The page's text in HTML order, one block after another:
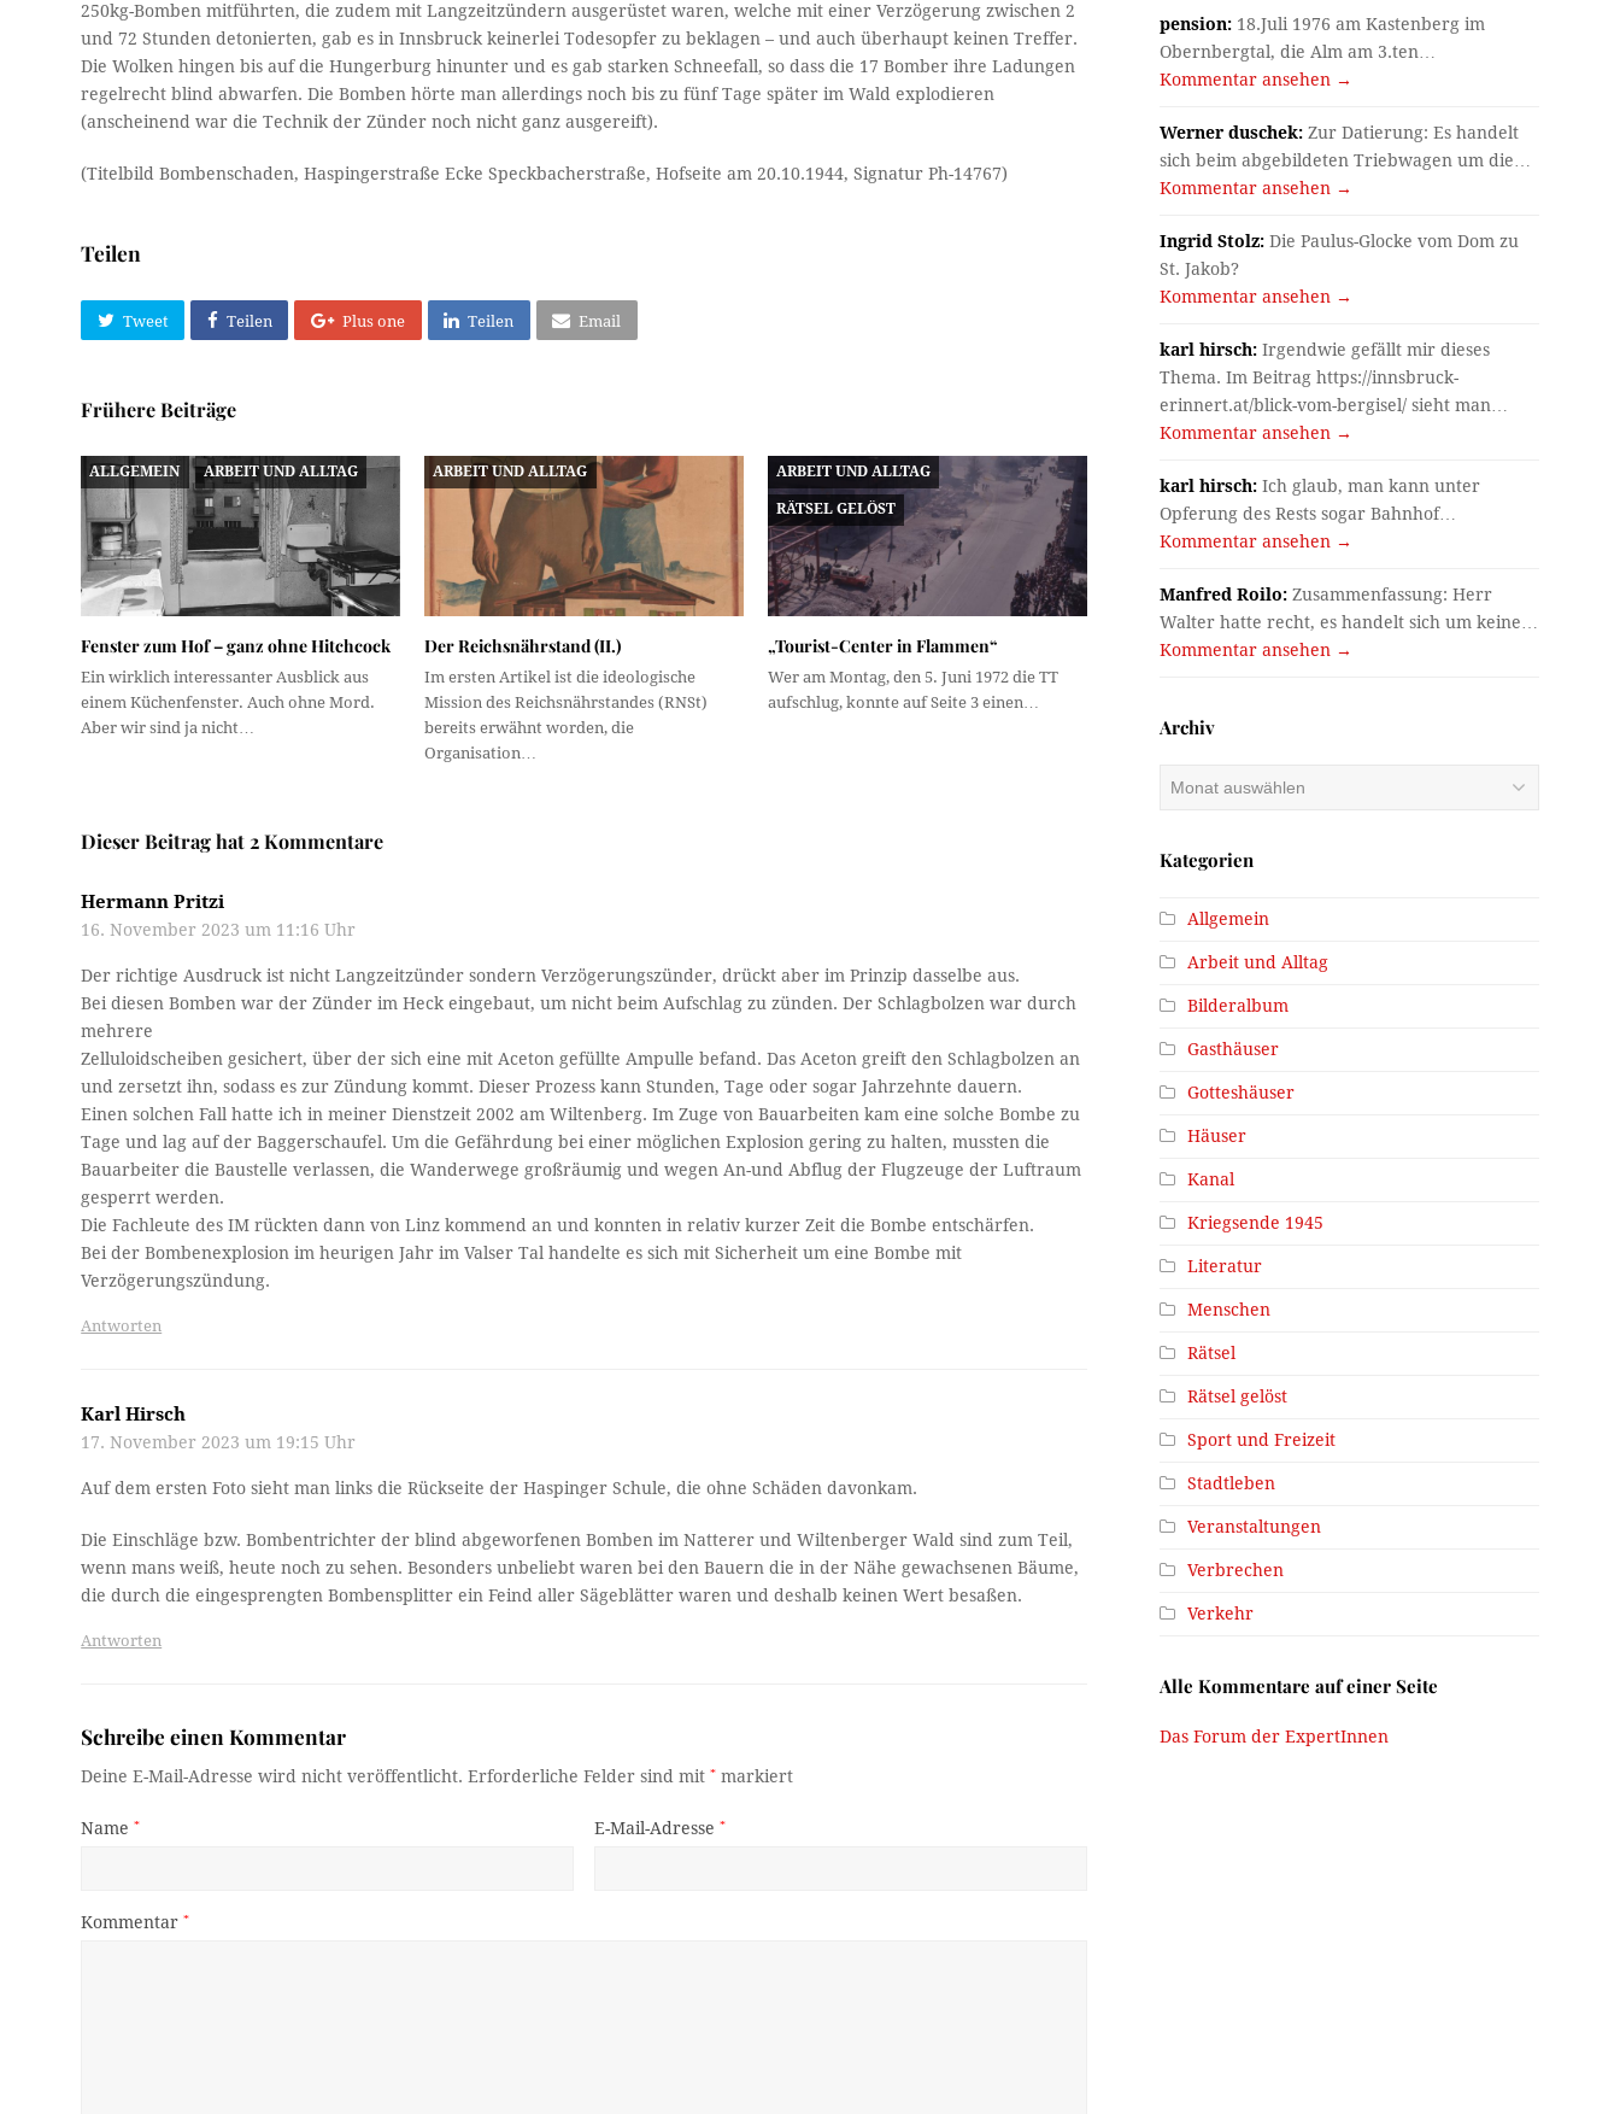
250kg-Bomben mitführten, die zudem mit Langzeitzündern ausgerüstet waren, welche mit einer Verzögerung zwischen 2
und 72 Stunden detonierten, gab es in Innsbruck keinerlei Todesopfer zu beklagen – und auch überhaupt keinen Treffer.
Die Wolken hingen bis auf die Hungerburg hinunter und es gab starken Schneefall, so dass die 17 Bomber ihre Ladungen
regelrecht blind abwarfen. Die Bomben hörte man allerdings noch bis zu fünf Tage später im Wald explodieren
(anscheinend war die Technik der Zünder noch nicht ganz ausgereift).
(Titelbild Bombenschaden, Haspingerstraße Ecke Speckbacherstraße, Hofseite am 20.10.1944, Signatur Ph-14767)
Teilen
Tweet Teilen Plus one Teilen Email
Frühere Beiträge
ALLGEMEIN ARBEIT UND ALLTAG
Fenster zum Hof – ganz ohne Hitchcock
Ein wirklich interessanter Ausblick aus
einem Küchenfenster. Auch ohne Mord.
Aber wir sind ja nicht…
ARBEIT UND ALLTAG
Der Reichsnährstand (II.)
Im ersten Artikel ist die ideologische
Mission des Reichsnährstandes (RNSt)
bereits erwähnt worden, die
Organisation…
ARBEIT UND ALLTAG
RÄTSEL GELÖST
„Tourist-Center in Flammen“
Wer am Montag, den 5. Juni 1972 die TT
aufschlug, konnte auf Seite 3 einen…
Dieser Beitrag hat 2 Kommentare
Hermann Pritzi
16. November 2023 um 11:16 Uhr
Der richtige Ausdruck ist nicht Langzeitzünder sondern Verzögerungszünder, drückt aber im Prinzip dasselbe aus.
Bei diesen Bomben war der Zünder im Heck eingebaut, um nicht beim Aufschlag zu zünden. Der Schlagbolzen war durch
mehrere
Zelluloidscheiben gesichert, über der sich eine mit Aceton gefüllte Ampulle befand. Das Aceton greift den Schlagbolzen an
und zersetzt ihn, sodass es zur Zündung kommt. Dieser Prozess kann Stunden, Tage oder sogar Jahrzehnte dauern.
Einen solchen Fall hatte ich in meiner Dienstzeit 2002 am Wiltenberg. Im Zuge von Bauarbeiten kam eine solche Bombe zu
Tage und lag auf der Baggerschaufel. Um die Gefährdung bei einer möglichen Explosion gering zu halten, mussten die
Bauarbeiter die Baustelle verlassen, die Wanderwege großräumig und wegen An-und Abflug der Flugzeuge der Luftraum
gesperrt werden.
Die Fachleute des IM rückten dann von Linz kommend an und konnten in relativ kurzer Zeit die Bombe entschärfen.
Bei der Bombenexplosion im heurigen Jahr im Valser Tal handelte es sich mit Sicherheit um eine Bombe mit
Verzögerungszündung.
Antworten
Karl Hirsch
17. November 2023 um 19:15 Uhr
Auf dem ersten Foto sieht man links die Rückseite der Haspinger Schule, die ohne Schäden davonkam.
Die Einschläge bzw. Bombentrichter der blind abgeworfenen Bomben im Natterer und Wiltenberger Wald sind zum Teil,
wenn mans weiß, heute noch zu sehen. Besonders unbeliebt waren bei den Bauern die in der Nähe gewachsenen Bäume,
die durch die eingesprengten Bombensplitter ein Feind aller Sägeblätter waren und deshalb keinen Wert besaßen.
Antworten
Schreibe einen Kommentar
Deine E-Mail-Adresse wird nicht veröffentlicht. Erforderliche Felder sind mit* markiert
Name* E-Mail-Adresse *
Kommentar*
pension: 18.Juli 1976 am Kastenberg im
Obernbergtal, die Alm am 3.ten…
Kommentar ansehen →
Werner duschek: Zur Datierung: Es handelt
sich beim abgebildeten Triebwagen um die…
Kommentar ansehen →
Ingrid Stolz: Die Paulus-Glocke vom Dom zu
St. Jakob?
Kommentar ansehen →
karl hirsch: Irgendwie gefällt mir dieses
Thema. Im Beitrag https://innsbruck-
erinnert.at/blick-vom-bergisel/ sieht man…
Kommentar ansehen →
karl hirsch: Ich glaub, man kann unter
Opferung des Rests sogar Bahnhof…
Kommentar ansehen →
Manfred Roilo: Zusammenfassung: Herr
Walter hatte recht, es handelt sich um keine…
Kommentar ansehen →
Archiv
Kategorien
Allgemein
Arbeit und Alltag
Bilderalbum
Gasthäuser
Gotteshäuser
Häuser
Kanal
Kriegsende 1945
Literatur
Menschen
Rätsel
Rätsel gelöst
Sport und Freizeit
Stadtleben
Veranstaltungen
Verbrechen
Verkehr
Alle Kommentare auf einer Seite
Das Forum der ExpertInnen